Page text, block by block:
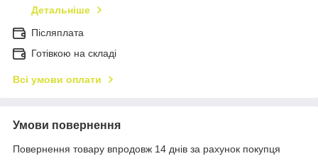
Детальніше
Післяплата
Готівкою на складі
Всі умови оплати
Умови повернення
Повернення товару впродовж 14 днів за рахунок покупця